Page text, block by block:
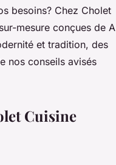
besoins? Chez Cholet
mesure conçues de A
et tradition, des
nos conseils avisés
Cuisine